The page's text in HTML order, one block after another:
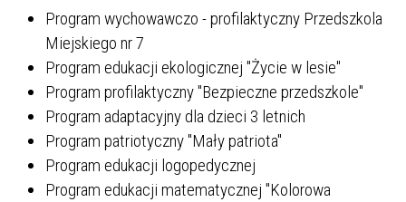
Program wychowawczo - profilaktyczny Przedszkola
Miejskiego nr 7
Program edukacji ekologicznej "Życie w lesie"
Program profilaktyczny "Bezpieczne przedszkole"
Program adaptacyjny dla dzieci 3 letnich
Program patriotyczny "Mały patriota"
Program edukacji logopedycznej
Program edukacji matematycznej "Kolorowa